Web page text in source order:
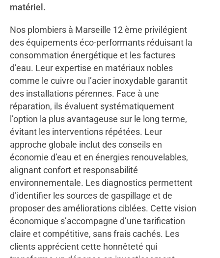
matériel.
Nos plombiers à Marseille 12 ème privilégient
des équipements éco-performants réduisant la
consommation énergétique et les factures
d’eau. Leur expertise en matériaux nobles
comme le cuivre ou l’acier inoxydable garantit
des installations pérennes. Face à une
réparation, ils évaluent systématiquement
l’option la plus avantageuse sur le long terme,
évitant les interventions répétées. Leur
approche globale inclut des conseils en
économie d’eau et en énergies renouvelables,
alignant confort et responsabilité
environnementale. Les diagnostics permettent
d’identifier les sources de gaspillage et de
proposer des améliorations ciblées. Cette vision
économique s’accompagne d’une tarification
claire et compétitive, sans frais cachés. Les
clients apprécient cette honnêteté qui